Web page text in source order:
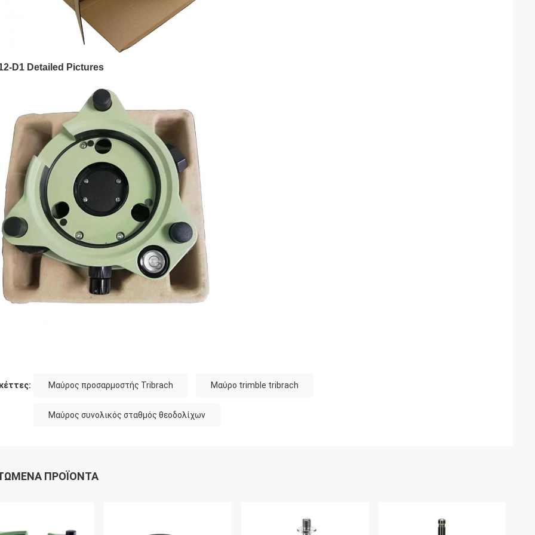
D1 Detailed Pictures
Μαύρος προσαρμοστής Tribrach Μαύρο trimble tribrach
Μαύρος συνολικός σταθμός θεοδολίχων
ΠΡΟΪΌΝΤΑ